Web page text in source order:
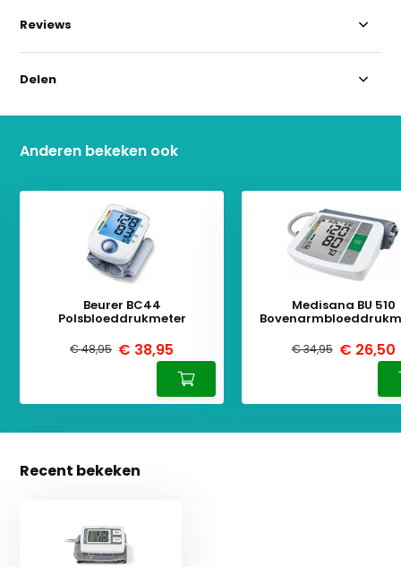
Reviews
Delen
Anderen bekeken ook
Beurer BC44
Polsbloeddrukmeter
€ 48,95 € 38,95
Medisana BU 510
€ 34,95 € 26,50
Recent bekeken